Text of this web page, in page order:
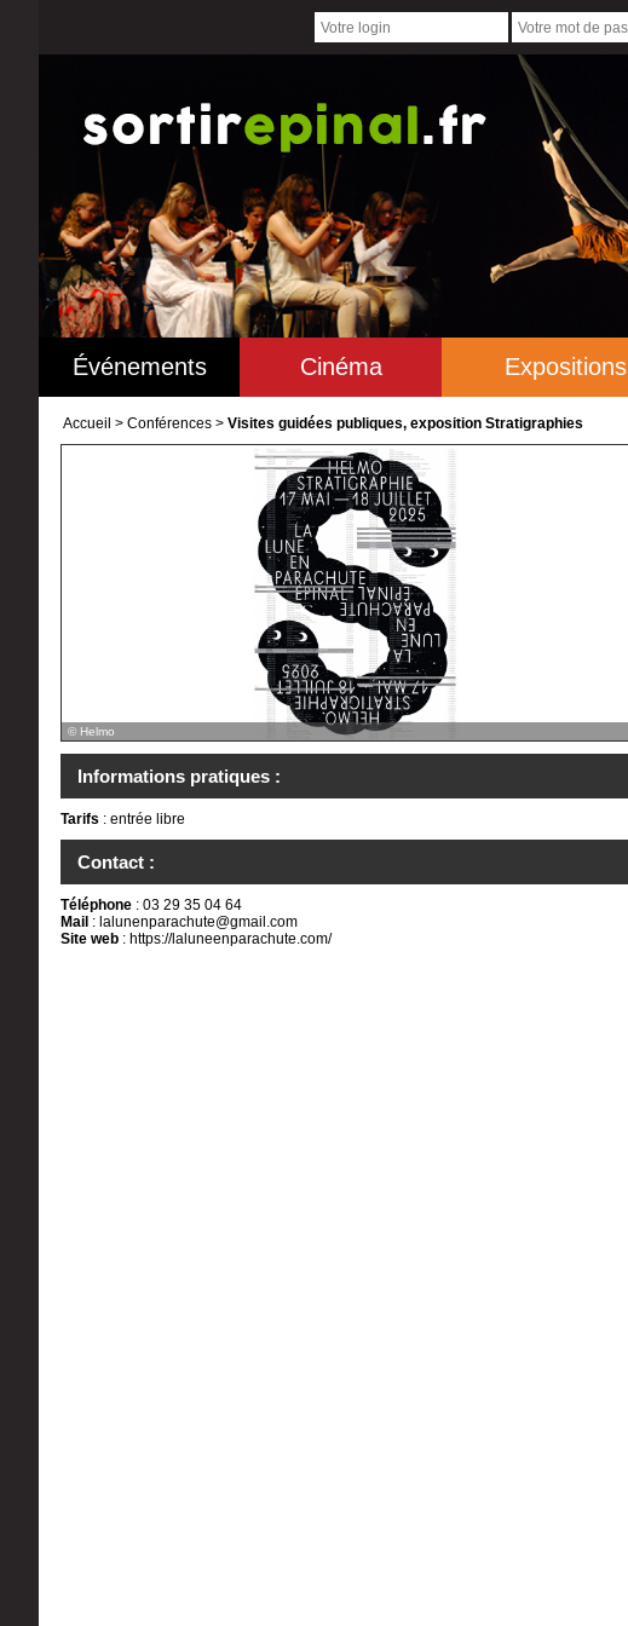
Événements Cinéma Expositions
Accueil > Conférences > Visites guidées publiques, exposition Stratigraphies
© Helmo
Informations pratiques :
Tarifs : entrée libre
Contact :
Téléphone : 03 29 35 04 64
Mail : lalunenparachute@gmail.com
Site web : https://laluneenparachute.com/